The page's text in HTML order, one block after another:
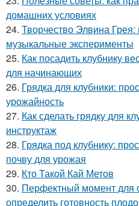
домашних условиях
24. Творчество Элвина
музыкальные эксперименты
25. Как посадить клубнику
для начинающих
26. Грядка для клубники:
урожайность
27. Как сделать грядку для
инструктаж
28. Грядка под клубнику:
почву для урожая
29. Кто Такой Кай Метов
30. Перфектный момент для
определить готовность